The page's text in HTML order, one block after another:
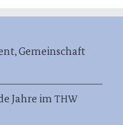
Gemeinschaft
Jahre im THW